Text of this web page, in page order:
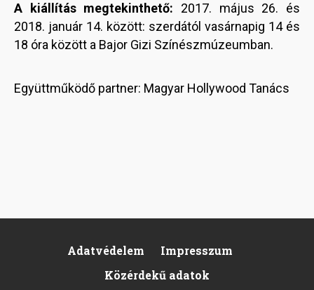
A kiállítás megtekinthető: 2017. május 26. és
2018. január 14. között: szerdától vasárnapig 14 és
18 óra között a Bajor Gizi Színészmúzeumban.
Együttműködő partner: Magyar Hollywood Tanács
Footer
Adatvédelem
Impresszum
Közérdekű adatok